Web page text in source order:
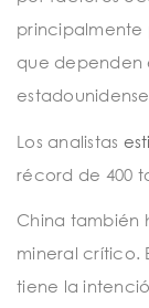
principalmente
que dependen
Los analistas
récord de 400
China también
mineral crítico.
tiene la